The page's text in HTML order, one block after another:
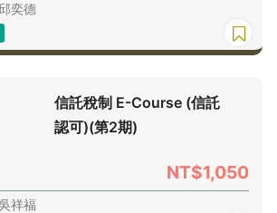
邱奕德
信託稅制 E-Course (信託
認可)(第2期)
NT$1,050
祥福